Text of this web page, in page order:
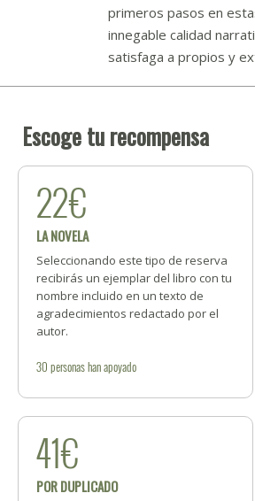
primeros pasos en
innegable calidad
satisfaga a propios y
Escoge tu recompensa
22€
LA NOVELA
Seleccionando este tipo de reserva
recibirás un ejemplar del libro con tu
nombre incluido en un texto de
agradecimientos redactado por el
autor.
30 personashan apoyado
41€
POR DUPLICADO